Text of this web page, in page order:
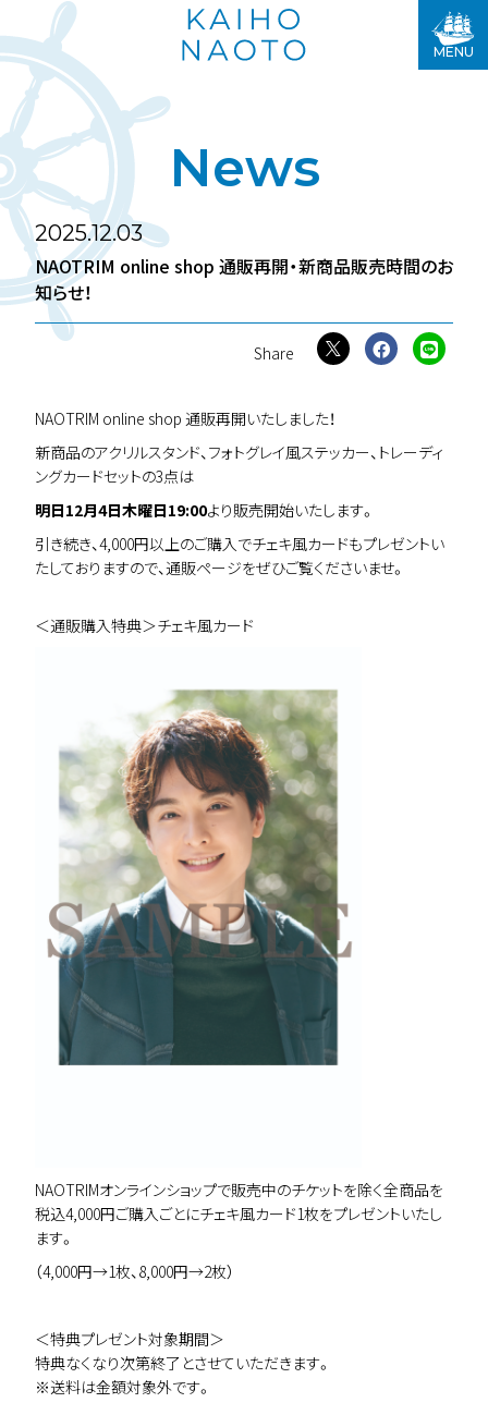
MENU
News
2025.12.03
NAOTRIM online shop 通販再開・新商品販売時間のお
知らせ！
NAOTRIM online shop 通販再開いたしました！
新商品のアクリルスタンド、フォトグレイ風ステッカー、トレーディ
ングカードセットの3点は
明日12月4日木曜日19:00より販売開始いたします。
引き続き、4,000円以上のご購入でチェキ風カードもプレゼントい
たしておりますので、通販ページをぜひご覧くださいませ。
＜通販購入特典＞チェキ風カード
NAOTRIMオンラインショップで販売中のチケットを除く全商品を
税込4,000円ご購入ごとにチェキ風カード1枚をプレゼントいたし
ます。
（4,000円→1枚、8,000円→2枚）
＜特典プレゼント対象期間＞
特典なくなり次第終了とさせていただきます。
※送料は金額対象外です。